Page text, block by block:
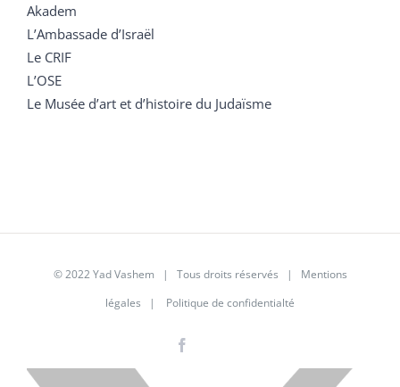
Akadem
L’Ambassade d’Israël
Le CRIF
L’OSE
Le Musée d’art et d’histoire du Judaïsme
© 2022 Yad Vashem | Tous droits réservés | Mentions
légales | Politique de confidentialté
X